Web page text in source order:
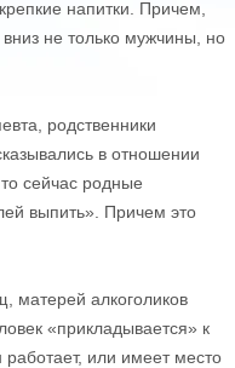
напитки. Причем,
не только мужчины, но
родственники
в отношении
сейчас родные
выпить». Причем это
матерей алкоголиков
«прикладывается» к
или имеет место